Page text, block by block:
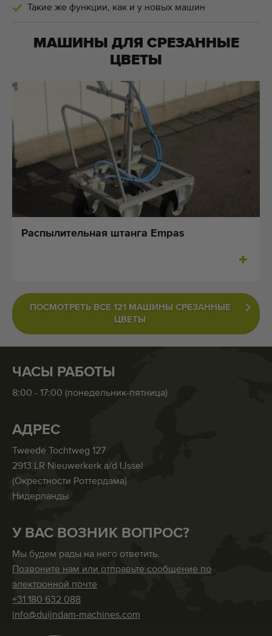
Такие же функции, как и у новых машин
МАШИНЫ ДЛЯ СРЕЗАННЫЕ
ЦВЕТЫ
Распылительная штанга Empas
ПОСМОТРЕТЬ ВСЕ 121 МАШИНЫ СРЕЗАННЫЕ
ЦВЕТЫ
ЧАСЫ РАБОТЫ
8:00 - 17:00 (понедельник-пятница)
АДРЕС
Tweede Tochtweg 127
2913 LR Nieuwerkerk a/d IJssel
(Окрестности Роттердама)
Нидерланды
У ВАС ВОЗНИК ВОПРОС?
Мы будем рады на него ответить.
Позвоните нам или отправьте сообщение по
электронной почте
+31 180 632 088
info@duijndam-machines.com